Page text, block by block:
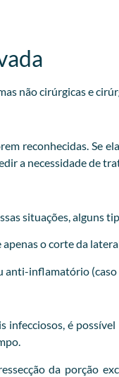
não cirúrgicas e
reconhecidas. Se
a necessidade de
situações, alguns
o corte da
anti-inflamatório
infecciosos, é
da porção